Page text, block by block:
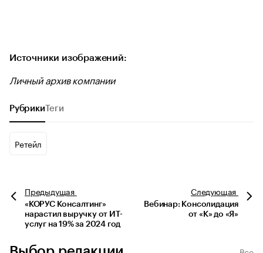
Источники изображений:
Личный архив компании
Рубрики Теги
Ретейл
Предыдущая
«КОРУС Консалтинг»
нарастил выручку от ИТ-
услуг на 19% за 2024 год
Следующая
Вебинар: Консолидация
от «К» до «Я»